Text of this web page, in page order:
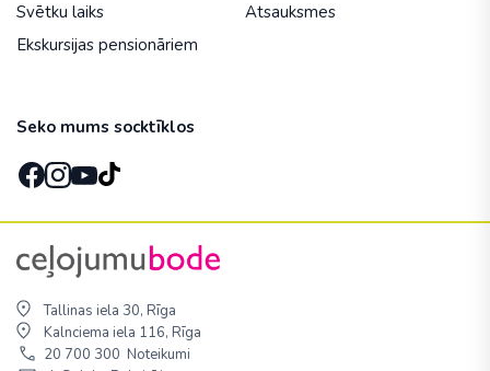
Svētku laiks
Ekskursijas pensionāriem
Atsauksmes
Seko mums socktīklos
Tallinas iela 30, Rīga
Kalnciema iela 116, Rīga
20 700 300 Noteikumi